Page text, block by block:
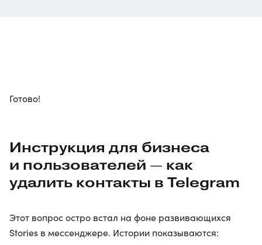
Готово!
Инструкция для бизнеса
и пользователей — как
удалить контакты в Telegram
Этот вопрос остро встал на фоне развивающихся
Stories в мессенджере. Истории показываются: